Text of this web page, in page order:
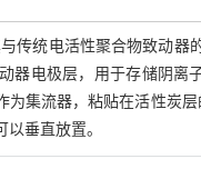
传统电活性聚合物致动器
器电极层，用于存储阴
为集流器，粘贴在活性炭
垂直放置。